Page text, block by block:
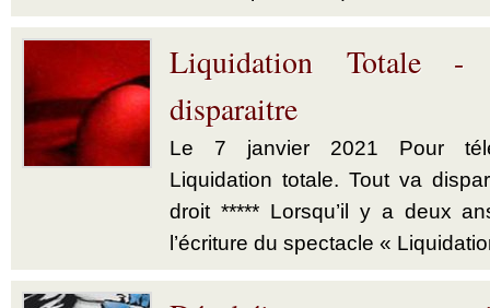
Liquidation Totale
disparaitre
Le 7 janvier 2021 Pour
Liquidation totale. Tout va
droit ***** Lorsqu’il y a deux
l’écriture du spectacle «